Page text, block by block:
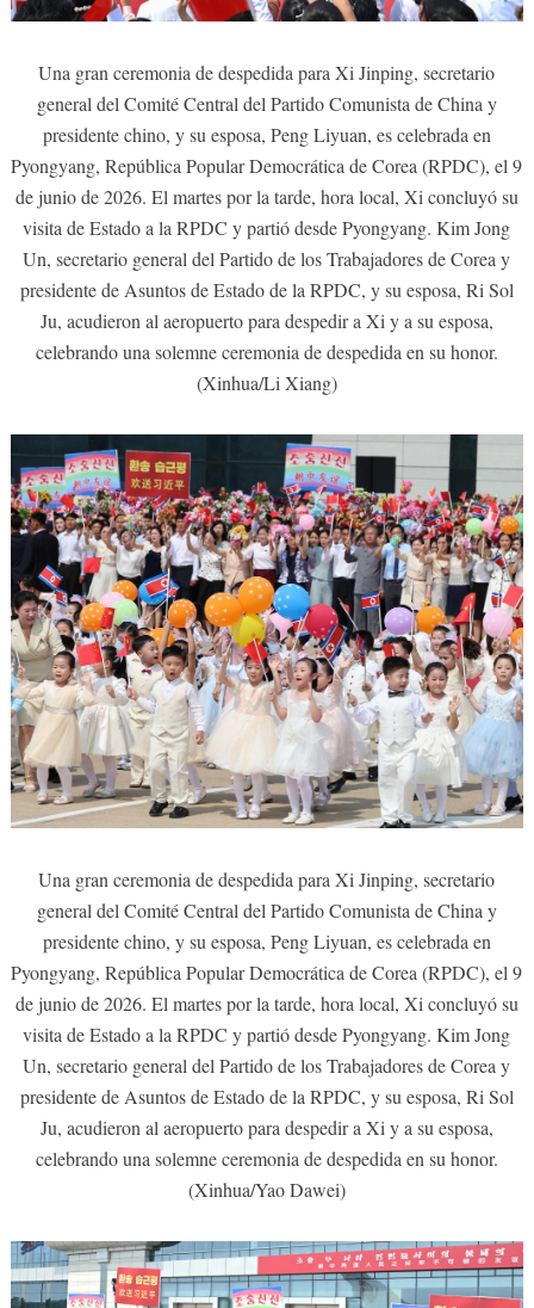
Una gran ceremonia de despedida para Xi Jinping, secretario
general del Comité Central del Partido Comunista de China y
presidente chino, y su esposa, Peng Liyuan, es celebrada en
Pyongyang, República Popular Democrática de Corea (RPDC), el 9
de junio de 2026. El martes por la tarde, hora local, Xi concluyó su
visita de Estado a la RPDC y partió desde Pyongyang. Kim Jong
Un, secretario general del Partido de los Trabajadores de Corea y
presidente de Asuntos de Estado de la RPDC, y su esposa, Ri Sol
Ju, acudieron al aeropuerto para despedir a Xi y a su esposa,
celebrando una solemne ceremonia de despedida en su honor.
(Xinhua/Li Xiang)
Una gran ceremonia de despedida para Xi Jinping, secretario
general del Comité Central del Partido Comunista de China y
presidente chino, y su esposa, Peng Liyuan, es celebrada en
Pyongyang, República Popular Democrática de Corea (RPDC), el 9
de junio de 2026. El martes por la tarde, hora local, Xi concluyó su
visita de Estado a la RPDC y partió desde Pyongyang. Kim Jong
Un, secretario general del Partido de los Trabajadores de Corea y
presidente de Asuntos de Estado de la RPDC, y su esposa, Ri Sol
Ju, acudieron al aeropuerto para despedir a Xi y a su esposa,
celebrando una solemne ceremonia de despedida en su honor.
(Xinhua/Yao Dawei)